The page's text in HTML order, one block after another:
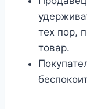
тех пор,
товар.